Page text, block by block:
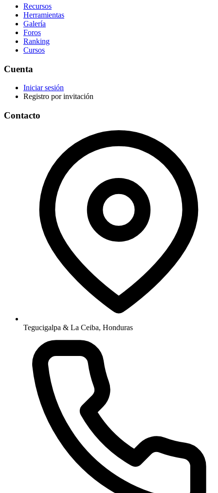
Recursos
Herramientas
Galería
Foros
Ranking
Cursos
Cuenta
Iniciar sesión
Registro por invitación
Contacto
Tegucigalpa & La Ceiba, Honduras